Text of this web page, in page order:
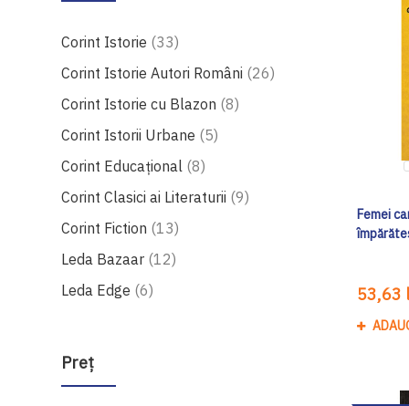
Corint Istorie 33produse
Corint Istorie Autori Români 26produse
Corint Istorie cu Blazon 8produse
Corint Istorii Urbane
5produse
Corint Educațional 8produse
Corint Clasici ai Literaturii 9produse
Corint Fiction 13produse
Leda Bazaar 12produse
Leda Edge 6produse
Preţ
Femei
53,63